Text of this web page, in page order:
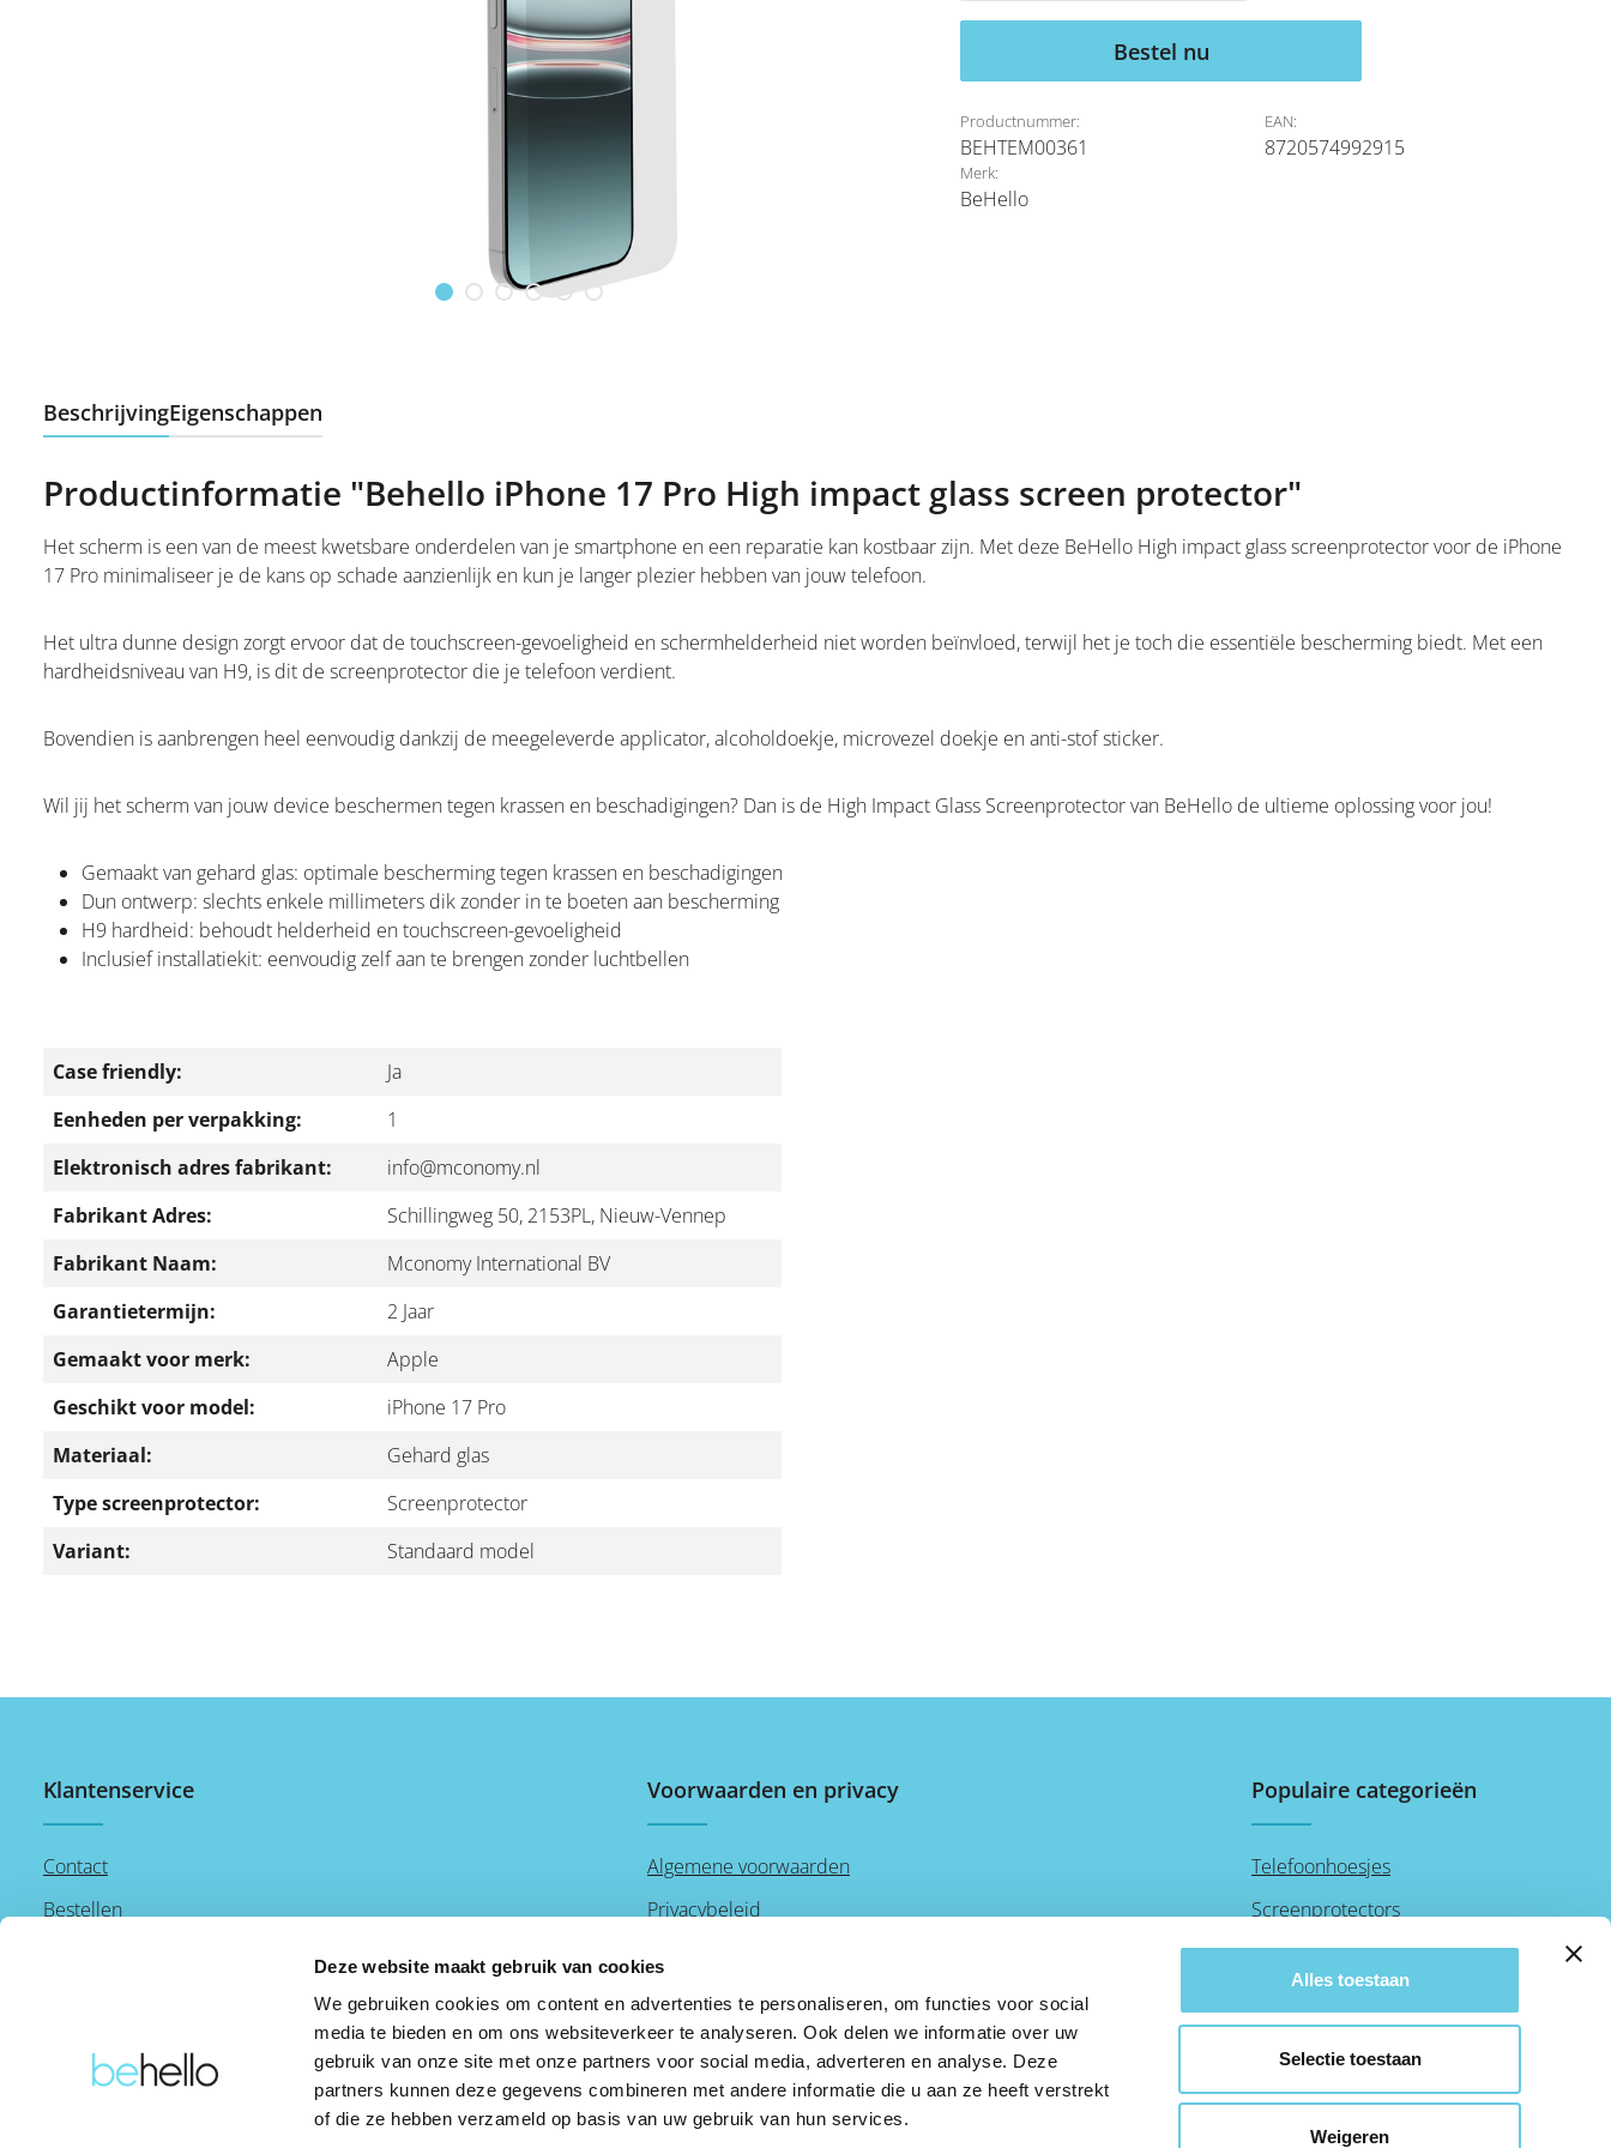
Deze website maakt gebruik van cookies
We gebruiken cookies om content en advertenties te personaliseren, om functies voor social
media te bieden en om ons websiteverkeer te analyseren. Ook delen we informatie over uw
gebruik van onze site met onze partners voor social media, adverteren en analyse. Deze
partners kunnen deze gegevens combineren met andere informatie die u aan ze heeft verstrekt
of die ze hebben verzameld op basis van uw gebruik van hun services.
Alles toestaan
Selectie toestaan
Weigeren
Bestel nu
Productnummer:
BEHTEM00361
EAN:
8720574992915
Merk:
BeHello
BeschrijvingEigenschappen
Productinformatie "Behello iPhone 17 Pro High impact glass screen protector"
Het scherm is een van de meest kwetsbare onderdelen van je smartphone en een reparatie kan kostbaar zijn. Met deze BeHello High impact glass screenprotector voor de iPhone
17 Pro minimaliseer je de kans op schade aanzienlijk en kun je langer plezier hebben van jouw telefoon.
Het ultra dunne design zorgt ervoor dat de touchscreen-gevoeligheid en schermhelderheid niet worden beïnvloed, terwijl het je toch die essentiële bescherming biedt. Met een
hardheidsniveau van H9, is dit de screenprotector die je telefoon verdient.
Bovendien is aanbrengen heel eenvoudig dankzij de meegeleverde applicator, alcoholdoekje, microvezel doekje en anti-stof sticker.
Wil jij het scherm van jouw device beschermen tegen krassen en beschadigingen? Dan is de High Impact Glass Screenprotector van BeHello de ultieme oplossing voor jou!
Gemaakt van gehard glas: optimale bescherming tegen krassen en beschadigingen
Dun ontwerp: slechts enkele millimeters dik zonder in te boeten aan bescherming
H9 hardheid: behoudt helderheid en touchscreen-gevoeligheid
Inclusief installatiekit: eenvoudig zelf aan te brengen zonder luchtbellen
Case friendly:
Ja
Eenheden per verpakking:
1
Elektronisch adres fabrikant:
info@mconomy.nl
Fabrikant Adres:
Schillingweg 50, 2153PL, Nieuw-Vennep
Fabrikant Naam:
Mconomy International BV
Garantietermijn:
2 Jaar
Gemaakt voor merk:
Apple
Geschikt voor model:
iPhone 17 Pro
Materiaal:
Gehard glas
Type screenprotector:
Screenprotector
Variant:
Standaard model
Klantenservice
Contact
Bestellen
Voorwaarden en privacy
Algemene voorwaarden
Privacybeleid
Cookies
Populaire categorieën
Telefoonhoesjes
Screenprotectors
Audio